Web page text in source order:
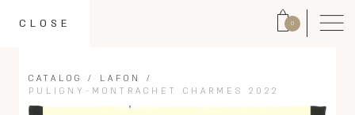
0
CLOSE
CATALOG / LAFON
/
PULIGNY-MONTRACHET CHARMES 2022